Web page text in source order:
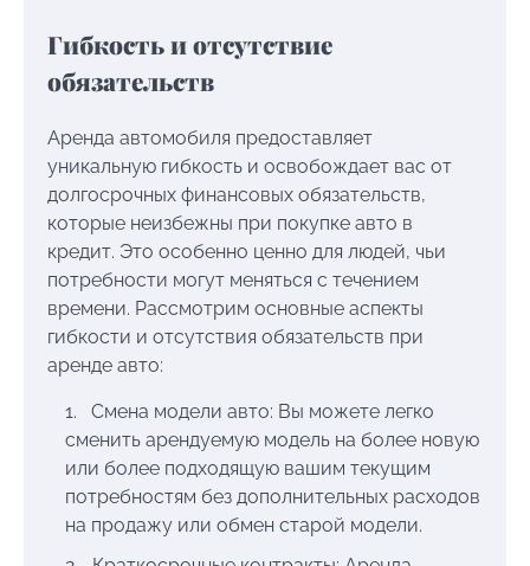
Гибкость и отсутствие
обязательств
Аренда автомобиля предоставляет
уникальную гибкость и освобождает вас от
долгосрочных финансовых обязательств,
которые неизбежны при покупке авто в
кредит. Это особенно ценно для людей, чьи
потребности могут меняться с течением
времени. Рассмотрим основные аспекты
гибкости и отсутствия обязательств при
аренде авто:
Смена модели авто: Вы можете легко
сменить арендуемую модель на более новую
или более подходящую вашим текущим
потребностям без дополнительных расходов
на продажу или обмен старой модели.